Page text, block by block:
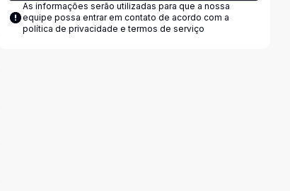
As informações serão utilizadas para que a nossa
equipe possa entrar em contato de acordo com a
política de privacidade e termos de serviço